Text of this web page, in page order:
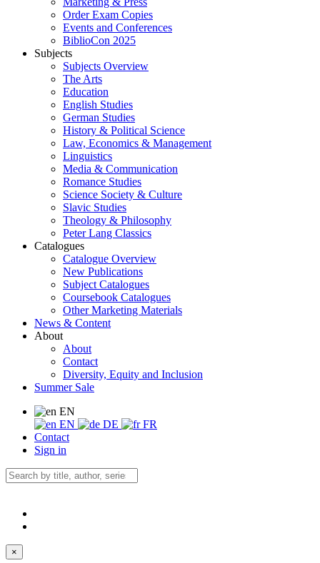
Order Exam Copies
Events and Conferences
BiblioCon 2025
Subjects
Subjects Overview
The Arts
Education
English Studies
German Studies
History & Political Science
Law, Economics & Management
Linguistics
Media & Communication
Romance Studies
Science Society & Culture
Slavic Studies
Theology & Philosophy
Peter Lang Classics
Catalogues
Catalogue Overview
New Publications
Subject Catalogues
Coursebook Catalogues
Other Marketing Materials
News & Content
About
About
Contact
Diversity, Equity and Inclusion
Summer Sale
EN
EN
DE
FR
Contact
Sign in
×